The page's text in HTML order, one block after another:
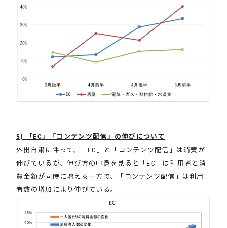
5) 「EC」「コンテンツ配信」の伸びについて
外出自粛に伴って、「EC」と「コンテンツ配信」は消費が
伸びているが、伸び方の中身を見ると「EC」は利用者と消
費金額が同時に増える一方で、「コンテンツ配信」は利用
者数の増加により伸びている。